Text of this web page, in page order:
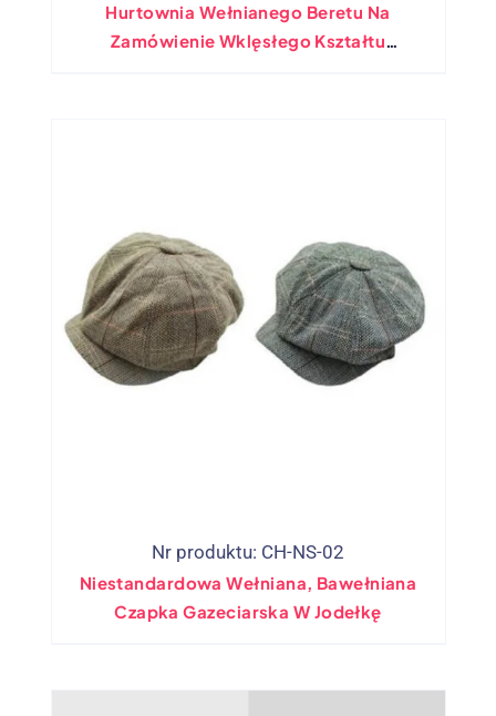
Hurtownia Wełnianego Beretu Na
Zamówienie Wklęsłego Kształtu
Nr produktu: CH-NS-02
Niestandardowa Wełniana, Bawełniana
Czapka Gazeciarska W Jodełkę